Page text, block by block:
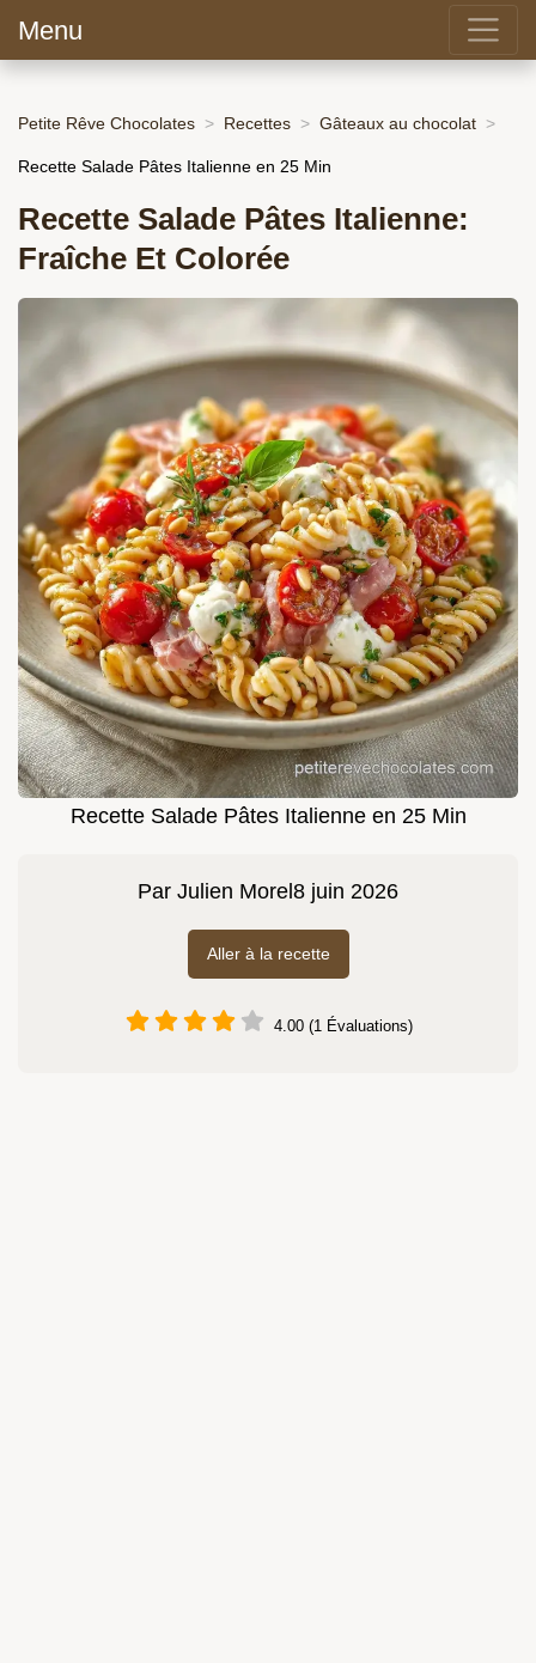
Menu
Petite Rêve Chocolates Recettes Gâteaux au chocolat
Recette Salade Pâtes Italienne en 25 Min
Recette Salade Pâtes Italienne:
Fraîche Et Colorée
Recette Salade Pâtes Italienne en 25 Min
Par Julien Morel 8 juin 2026
Aller à la recette
4.00 (1 Évaluations)